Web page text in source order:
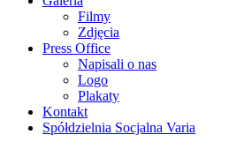
Filmy
Zdjęcia
Press Office
Napisali o nas
Logo
Plakaty
Kontakt
Spółdzielnia Socjalna Varia